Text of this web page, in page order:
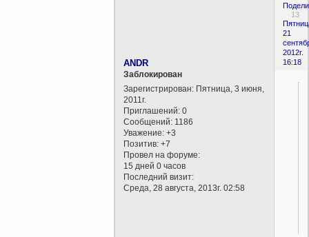
13
21
2012г.
16:18
ANDR
Заблокирован
Зарегистрирован: Пятница, 3 июня,
2011г.
Приглашений: 0
Сообщений: 1186
Уважение: +3
Позитив: +7
Провел на форуме:
15 дней 0 часов
Последний визит:
Среда, 28 августа, 2013г. 02:58